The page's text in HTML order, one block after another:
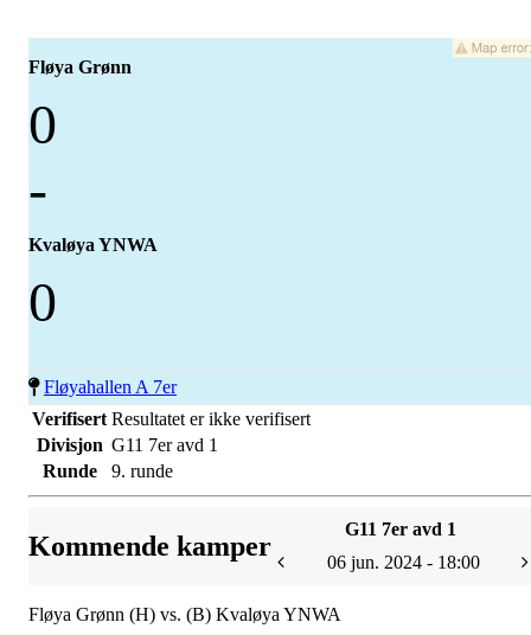
Fløya Grønn
0
-
Kvaløya YNWA
0
Fløyahallen A 7er
Verifisert Resultatet er ikke verifisert
Divisjon G11 7er avd 1
Runde
9. runde
Kommende kamper
G11 7er avd 1
06 jun. 2024 - 18:00
Fløya Grønn (H) vs. (B) Kvaløya YNWA